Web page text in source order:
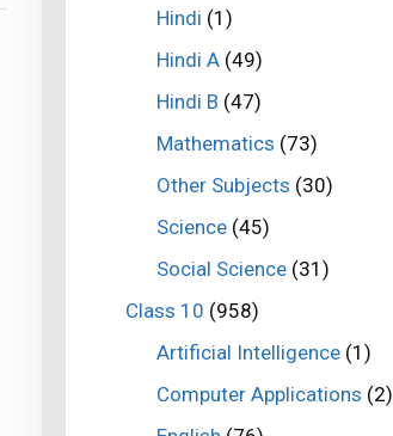
Hindi (1)
Hindi A(49)
Hindi B (47)
Mathematics (73)
Other Subjects (30)
Science(45)
Social Science(31)
Class 10 (958)
Artificial Intelligence(1)
Computer Applications (2)